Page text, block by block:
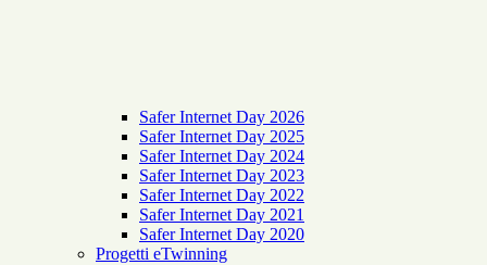
Safer Internet Day 2026
Safer Internet Day 2025
Safer Internet Day 2024
Safer Internet Day 2023
Safer Internet Day 2022
Safer Internet Day 2021
Safer Internet Day 2020
Progetti eTwinning